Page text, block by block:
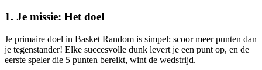
1. Je missie: Het doel
Je primaire doel in Basket Random is simpel: scoor meer punten dan
je tegenstander! Elke succesvolle dunk levert je een punt op, en de
eerste speler die 5 punten bereikt, wint de wedstrijd.